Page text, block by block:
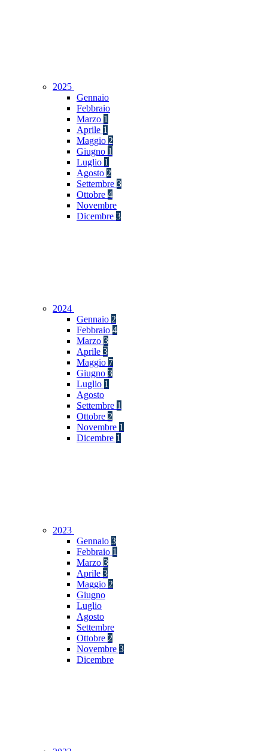
2025
Gennaio
Febbraio
Marzo 1
Aprile 1
Maggio 2
Giugno 1
Luglio 1
Agosto 2
Settembre 3
Ottobre 4
Novembre
Dicembre 3
2024
Gennaio 2
Febbraio 4
Marzo 3
Aprile 3
Maggio 7
Giugno 3
Luglio 1
Agosto
Settembre 1
Ottobre 2
Novembre 1
Dicembre 1
2023
Gennaio 3
Febbraio 1
Marzo 3
Aprile 3
Maggio 2
Giugno
Luglio
Agosto
Settembre
Ottobre 2
Novembre 3
Dicembre